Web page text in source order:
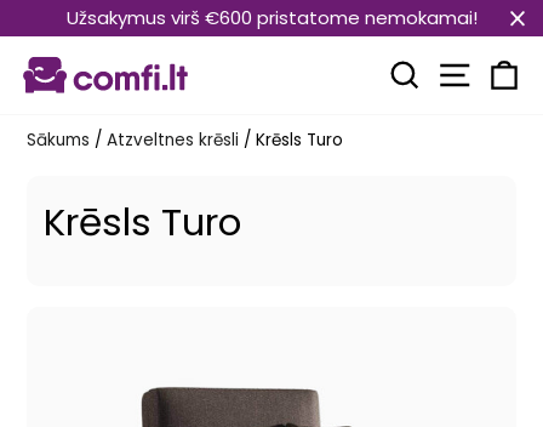
uz
saturu
Užsakymus virš €600 pristatome nemokamai!
Meklēt
Sākums / Atzveltnes krēsli / Krēsls Turo
Krēsls Turo